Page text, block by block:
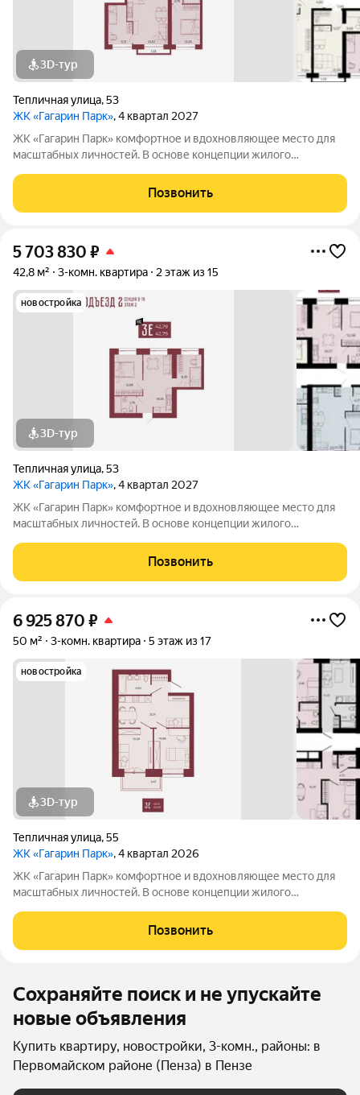
3D-тур
Тепличная улица,53
ЖК «Гагарин Парк», 4 квартал 2027
ЖК «Гагарин Парк» комфортное и вдохновляющее место для
масштабных личностей. В основе концепции жилого
великого летчика-космонавта и героя СССР. Жилой квартал
«Гагарин Парк» расположился в
Позвонить
5 703 830 ₽
42,8 м² 3-комн. квартира 2 этаж из 15
новостройка
3D-тур
Тепличная улица,53
ЖК «Гагарин Парк», 4 квартал 2027
ЖК «Гагарин Парк» комфортное и вдохновляющее место для
масштабных личностей. В основе концепции жилого
великого летчика-космонавта и героя СССР. Жилой квартал
«Гагарин Парк» расположился в
Позвонить
6 925 870 ₽
50 м² 3-комн. квартира 5 этаж из 17
новостройка
3D-тур
Тепличная улица,55
ЖК «Гагарин Парк», 4 квартал 2026
ЖК «Гагарин Парк» комфортное и вдохновляющее место для
масштабных личностей. В основе концепции жилого
великого летчика-космонавта и героя СССР. Жилой квартал
«Гагарин Парк» расположился в
Позвонить
Сохраняйте поиск и не упускайте
новые объявления
Купить квартиру, новостройки, 3-комн., районы: в
Первомайском районе (Пенза) в Пензе